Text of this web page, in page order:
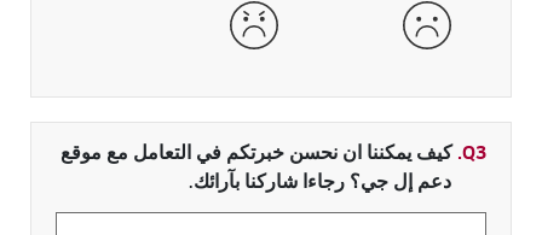
سيئة سيئة جداً
Q3. كيف يمكننا ان نحسن خبرتكم في التعامل مع موقع
دعم إل جي؟ رجاءا شاركنا بآرائك.